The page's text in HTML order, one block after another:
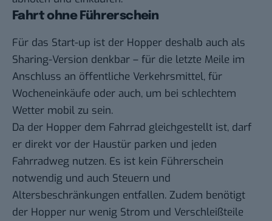
Fahrt ohne Führerschein
Für das Start-up ist der Hopper deshalb auch als
Sharing-Version denkbar – für die letzte Meile im
Anschluss an öffentliche Verkehrsmittel, für
Wocheneinkäufe oder auch, um bei schlechtem
Wetter mobil zu sein.
Da der Hopper dem Fahrrad gleichgestellt ist, darf
er direkt vor der Haustür parken und jeden
Fahrradweg nutzen. Es ist kein Führerschein
notwendig und auch Steuern und
Altersbeschränkungen entfallen. Zudem benötigt
der Hopper nur wenig Strom und Verschleißteile